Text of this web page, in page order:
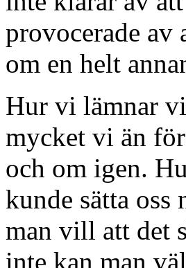
provocerade av
om en helt
Hur vi lämnar
mycket vi än
och om igen.
kunde sätta oss
man vill att det
inte kan man